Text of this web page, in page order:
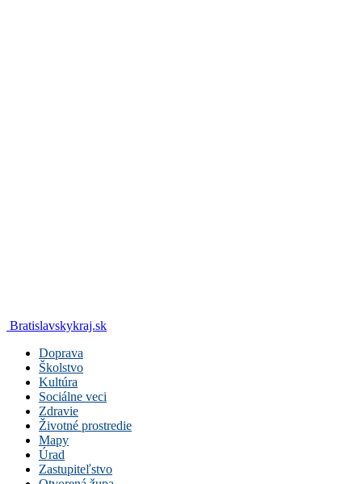
Bratislavskykraj.sk
Doprava
Školstvo
Kultúra
Sociálne veci
Zdravie
Životné prostredie
Mapy
Úrad
Zastupiteľstvo